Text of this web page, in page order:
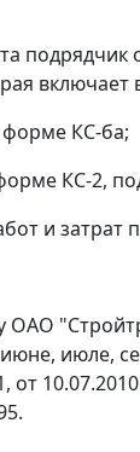
включает
КС-ба;
КС-2,
и
ОАО
июле,